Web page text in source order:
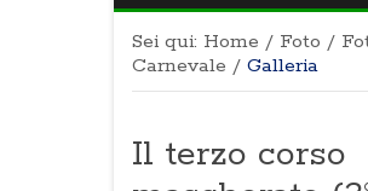
Sei qui: Home / Foto /
Carnevale / Galleria
Il terzo corso